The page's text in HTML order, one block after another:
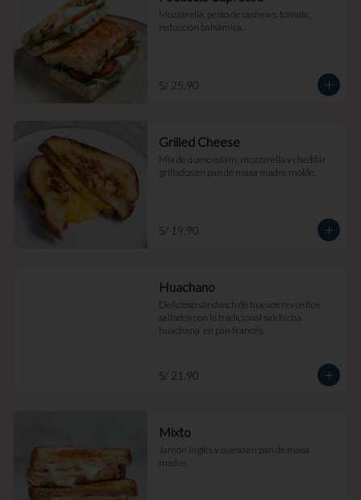
Mozzarella, pesto de cashews, tomate,
reducción balsámica.
S/ 25.90
Grilled Cheese
Mix de queso edam, mozzarella y cheddar
grillados en pan de masa madre molde.
S/ 19.90
Huachano
Delicioso sándwich de huevos revueltos
saltados con la tradicional salchicha
huachana  en pan francés.
S/ 21.90
Mixto
Jamón inglés y queso en pan de masa
madre.